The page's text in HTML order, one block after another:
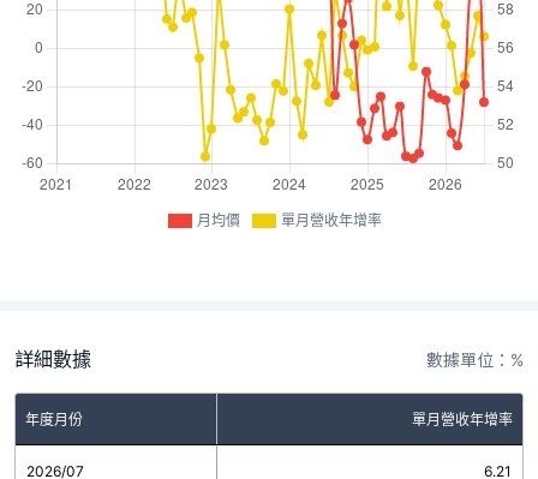
月均價 單月營收年增率
詳細數據 數據單位：%
年度月份 單月營收年增率
2026/07 6.21